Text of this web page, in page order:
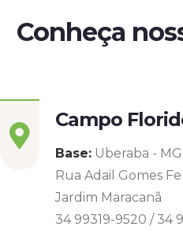
Conheça
Campo
Base: Uberaba - MG
Rua Adail Gomes
Jardim Maracanã
34 99319-9520 / 34